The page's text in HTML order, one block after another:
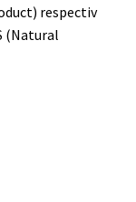
respectiv
(Natural